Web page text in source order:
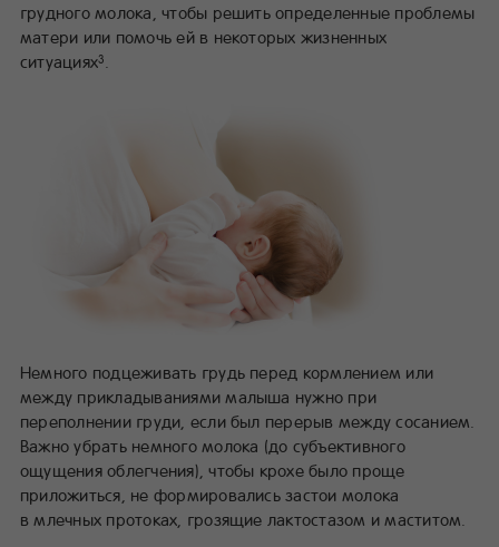
грудного молока, чтобы решить определенные проблемы
матери или помочь ей в некоторых жизненных
ситуациях3.
Немного подцеживать грудь перед кормлением или
между прикладываниями малыша нужно при
переполнении груди, если был перерыв между сосанием.
Важно убрать немного молока (до субъективного
ощущения облегчения), чтобы крохе было проще
приложиться, не формировались застои молока
в млечных протоках, грозящие лактостазом и маститом.